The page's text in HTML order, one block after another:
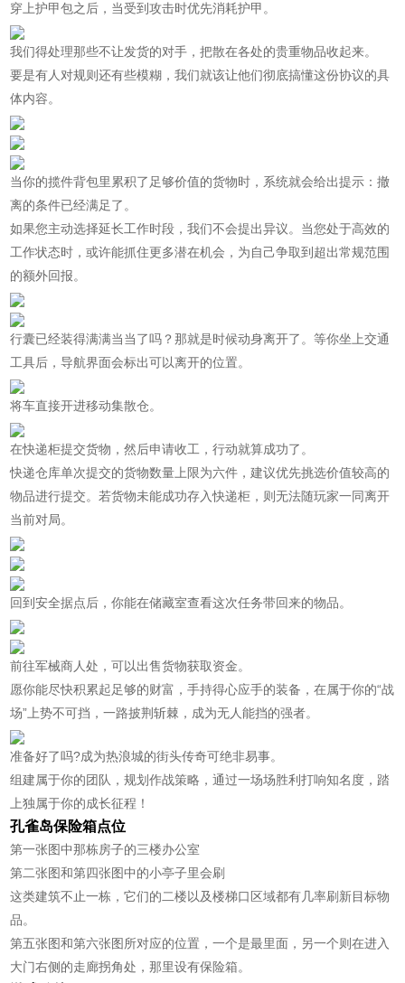
穿上护甲包之后，当受到攻击时优先消耗护甲。
我们得处理那些不让发货的对手，把散在各处的贵重物品收起来。
要是有人对规则还有些模糊，我们就该让他们彻底搞懂这份协议的具
体内容。
当你的揽件背包里累积了足够价值的货物时，系统就会给出提示：撤
离的条件已经满足了。
如果您主动选择延长工作时段，我们不会提出异议。当您处于高效的
工作状态时，或许能抓住更多潜在机会，为自己争取到超出常规范围
的额外回报。
行囊已经装得满满当当了吗？那就是时候动身离开了。等你坐上交通
工具后，导航界面会标出可以离开的位置。
将车直接开进移动集散仓。
在快递柜提交货物，然后申请收工，行动就算成功了。
快递仓库单次提交的货物数量上限为六件，建议优先挑选价值较高的
物品进行提交。若货物未能成功存入快递柜，则无法随玩家一同离开
当前对局。
回到安全据点后，你能在储藏室查看这次任务带回来的物品。
前往军械商人处，可以出售货物获取资金。
愿你能尽快积累起足够的财富，手持得心应手的装备，在属于你的“战
场”上势不可挡，一路披荆斩棘，成为无人能挡的强者。
准备好了吗?成为热浪城的街头传奇可绝非易事。
组建属于你的团队，规划作战策略，通过一场场胜利打响知名度，踏
上独属于你的成长征程！
孔雀岛保险箱点位
第一张图中那栋房子的三楼办公室
第二张图和第四张图中的小亭子里会刷
这类建筑不止一栋，它们的二楼以及楼梯口区域都有几率刷新目标物
品。
第五张图和第六张图所对应的位置，一个是最里面，另一个则在进入
大门右侧的走廊拐角处，那里设有保险箱。